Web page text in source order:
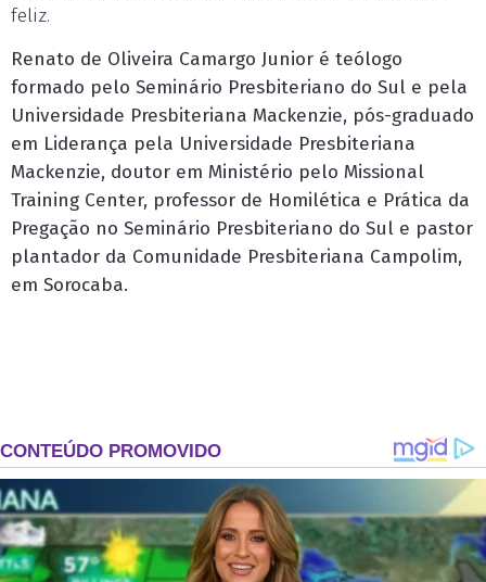
feliz.
Renato de Oliveira Camargo Junior é teólogo
formado pelo Seminário Presbiteriano do Sul e pela
Universidade Presbiteriana Mackenzie, pós-graduado
em Liderança pela Universidade Presbiteriana
Mackenzie, doutor em Ministério pelo Missional
Training Center, professor de Homilética e Prática da
Pregação no Seminário Presbiteriano do Sul e pastor
plantador da Comunidade Presbiteriana Campolim,
em Sorocaba.